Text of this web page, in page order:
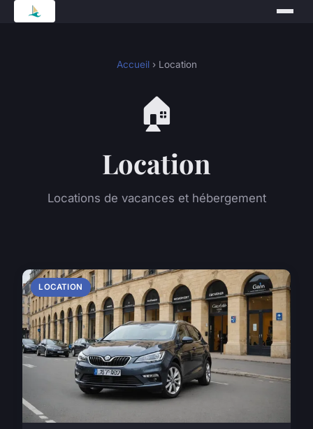
Accueil› Location
🏠
Location
Locations de vacances et hébergement
LOCATION